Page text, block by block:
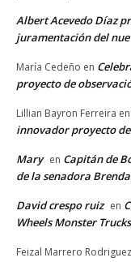
Albert Acevedo Díaz
juramentación del
María Cedeño en
proyecto de
Lillian Bayron Ferreira en
innovador proyecto
Mary en Capitán de
de la senadora
David crespo ruiz en
Wheels Monster
Feizal Marrero Rodriguez